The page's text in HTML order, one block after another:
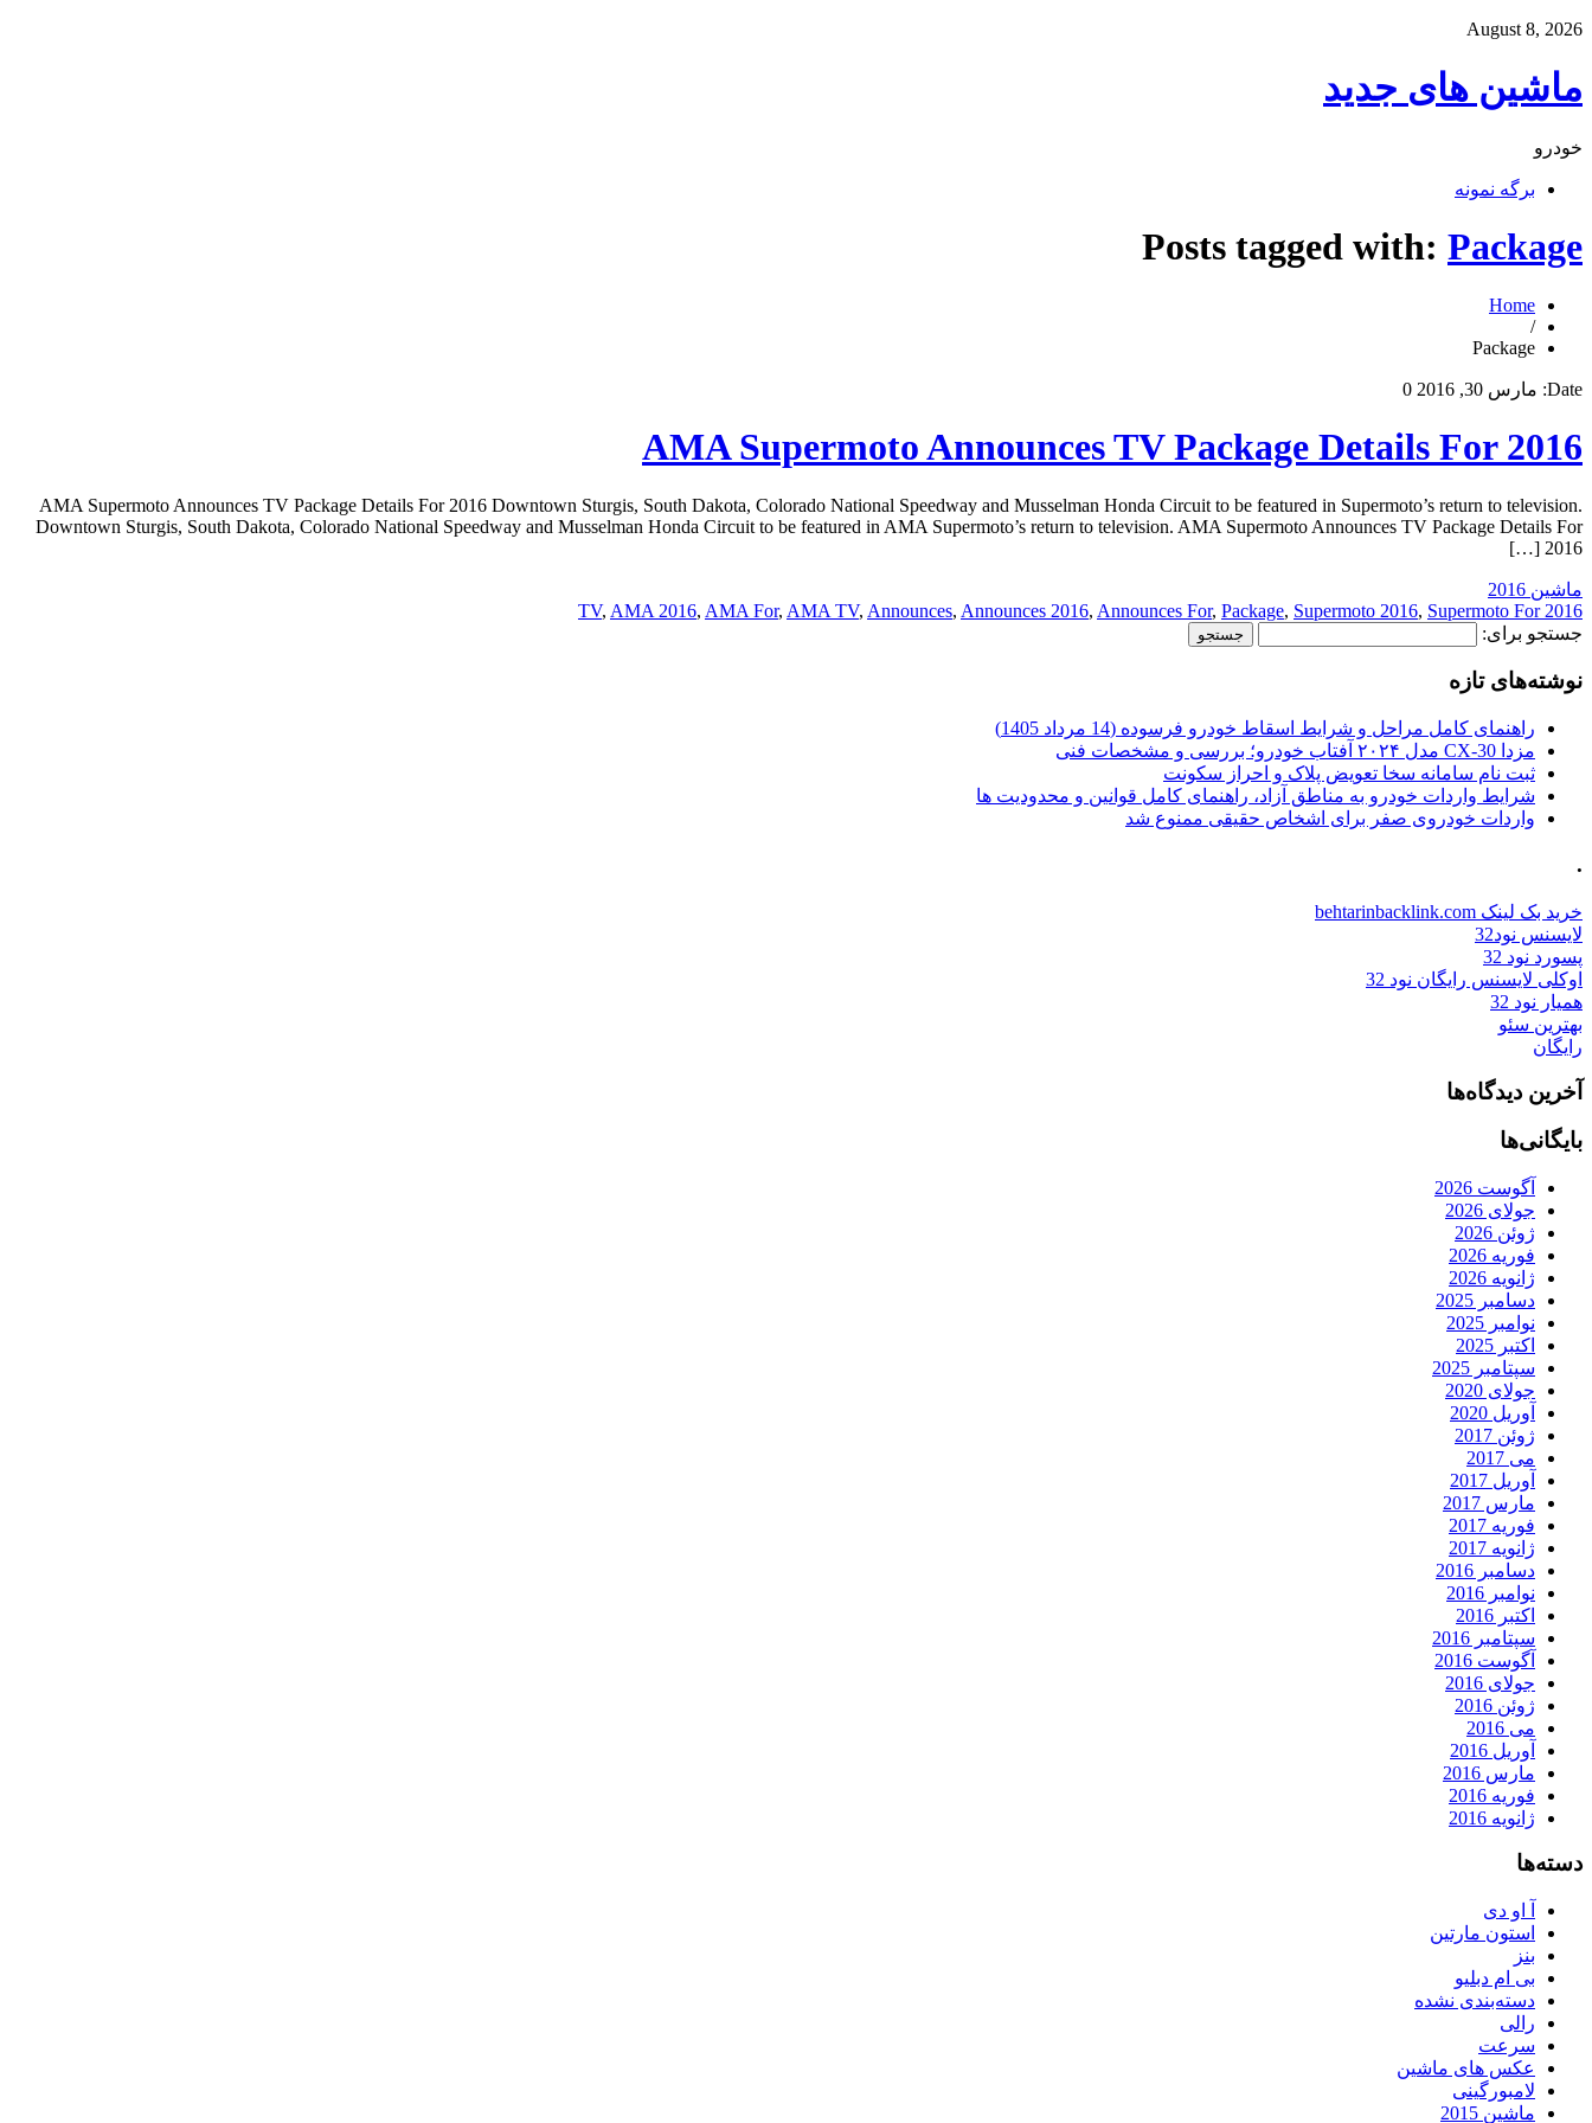
August 8, 2026
ماشین های جدید
خودرو
برگه نمونه
Posts tagged with: Package
Home
/
Package
Date: مارس 30, 2016 0
AMA Supermoto Announces TV Package Details For 2016
AMA Supermoto Announces TV Package Details For 2016 Downtown Sturgis, South Dakota, Colorado National Speedway and Musselman Honda Circuit to be featured in Supermoto’s return to television.
Downtown Sturgis, South Dakota, Colorado National Speedway and Musselman Honda Circuit to be featured in AMA Supermoto’s return to television. AMA Supermoto Announces TV Package Details For
2016 […]
ماشین 2016
2016 TV
, AMA 2016, AMA For, AMA TV, Announces, Announces 2016, Announces For, Package, Supermoto 2016, Supermoto For
جستجو برای:
نوشته‌های تازه
راهنمای کامل مراحل و شرایط اسقاط خودرو فرسوده (14 مرداد 1405)
مزدا CX-30 مدل ۲۰۲۴ آفتاب خودرو؛ بررسی و مشخصات فنی
ثبت نام سامانه سخا تعویض پلاک و احراز سکونت
شرایط واردات خودرو به مناطق آزاد، راهنمای کامل قوانین و محدودیت ها
واردات خودروی صفر برای اشخاص حقیقی ممنوع شد
.
خرید بک لینک behtarinbacklink.com
لایسنس نود32
پسورد نود 32
اوکلی لایسنس رایگان نود 32
همیار نود 32
بهترین سئو
رایگان
آخرین دیدگاه‌ها
بایگانی‌ها
آگوست 2026
جولای 2026
ژوئن 2026
فوریه 2026
ژانویه 2026
دسامبر 2025
نوامبر 2025
اکتبر 2025
سپتامبر 2025
جولای 2020
آوریل 2020
ژوئن 2017
می 2017
آوریل 2017
مارس 2017
فوریه 2017
ژانویه 2017
دسامبر 2016
نوامبر 2016
اکتبر 2016
سپتامبر 2016
آگوست 2016
جولای 2016
ژوئن 2016
می 2016
آوریل 2016
مارس 2016
فوریه 2016
ژانویه 2016
دسته‌ها
آ او دی
استون مارتین
بنز
بی ام دبلیو
دسته‌بندی نشده
رالی
سرعت
عکس های ماشین
لامبورگینی
ماشین 2015